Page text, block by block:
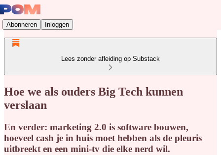
Abonneren Inloggen
Lees zonder afleiding op Substack
Hoe we als ouders Big Tech kunnen
verslaan
En verder: marketing 2.0 is software bouwen,
hoeveel cash je in huis moet hebben als de pleuris
uitbreekt en een mini-tv die elke nerd wil.